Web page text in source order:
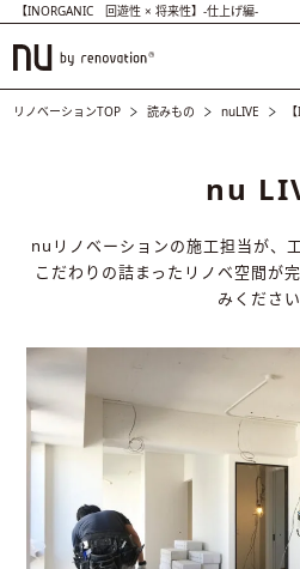
【INORGANIC 回遊性 × 将来性】-仕上げ編-
リノベーションTOP 読みもの nuLIVE
nu
nuリノベーションの施工担当が、
こだわりの詰まったリノベ空間が
みください